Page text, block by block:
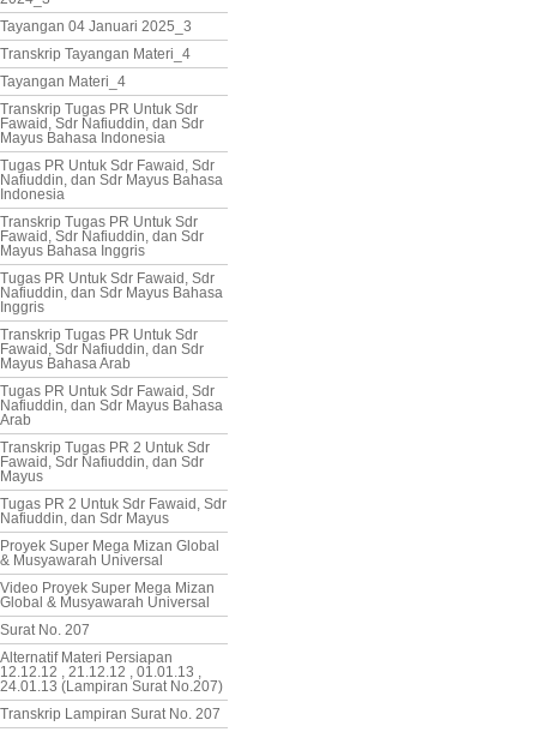
Tayangan 04 Januari 2025_3
Transkrip Tayangan Materi_4
Tayangan Materi_4
Transkrip Tugas PR Untuk Sdr
Fawaid, Sdr Nafiuddin, dan Sdr
Mayus Bahasa Indonesia
Tugas PR Untuk Sdr Fawaid, Sdr
Nafiuddin, dan Sdr Mayus Bahasa
Indonesia
Transkrip Tugas PR Untuk Sdr
Fawaid, Sdr Nafiuddin, dan Sdr
Mayus Bahasa Inggris
Tugas PR Untuk Sdr Fawaid, Sdr
Nafiuddin, dan Sdr Mayus Bahasa
Inggris
Transkrip Tugas PR Untuk Sdr
Fawaid, Sdr Nafiuddin, dan Sdr
Mayus Bahasa Arab
Tugas PR Untuk Sdr Fawaid, Sdr
Nafiuddin, dan Sdr Mayus Bahasa
Arab
Transkrip Tugas PR 2 Untuk Sdr
Fawaid, Sdr Nafiuddin, dan Sdr
Mayus
Tugas PR 2 Untuk Sdr Fawaid, Sdr
Nafiuddin, dan Sdr Mayus
Proyek Super Mega Mizan Global
& Musyawarah Universal
Video Proyek Super Mega Mizan
Global & Musyawarah Universal
Surat No. 207
Alternatif Materi Persiapan
12.12.12 , 21.12.12 , 01.01.13 ,
24.01.13 (Lampiran Surat No.207)
Transkrip Lampiran Surat No. 207